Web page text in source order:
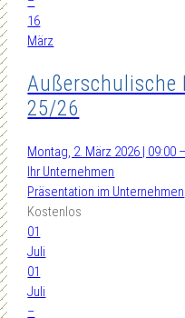
16
März
Außerschulische
25/26
Montag, 2. März 2026 | 09:00
Ihr Unternehmen
Präsentation im Unternehmen
Kostenlos
01
Juli
01
Juli
–